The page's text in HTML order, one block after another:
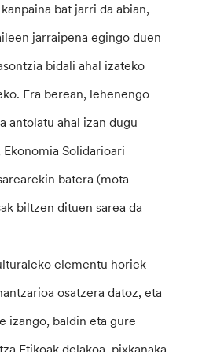
bat jarri da abian,
jarraipena egingo duen
bidali ahal izateko
Era berean, lehenengo
antolatu ahal izan dugu
Solidarioari
batera (mota
biltzen dituen sarea da
elementu horiek
osatzera datoz, eta
izango, baldin eta gure